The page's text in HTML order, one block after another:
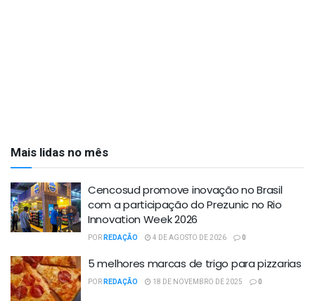
Mais lidas no mês
Cencosud promove inovação no Brasil
com a participação do Prezunic no Rio
Innovation Week 2026
PORREDAÇÃO 4 DE AGOSTO DE 2026 0
5 melhores marcas de trigo para pizzarias
PORREDAÇÃO 18 DE NOVEMBRO DE 2025 0